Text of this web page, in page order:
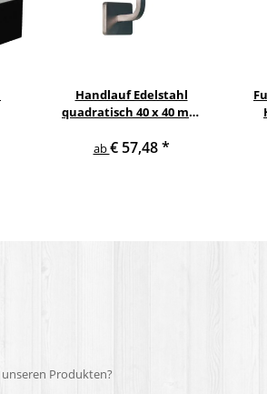
Handlauf Edelstahl
quadratisch 40 x 40 mm
Edelstahlhalter
ab€ 57,48*
unseren Produkten?